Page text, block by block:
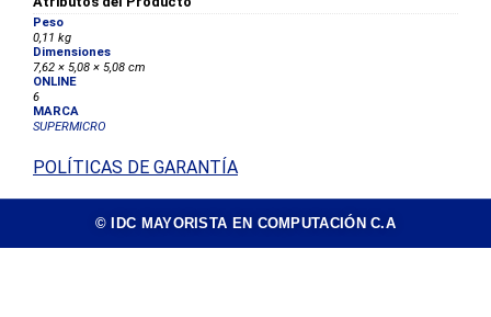
Peso
0,11 kg
Dimensiones
7,62 × 5,08 × 5,08 cm
ONLINE
6
MARCA
SUPERMICRO
POLÍTICAS DE GARANTÍA
© IDC MAYORISTA EN COMPUTACIÓN C.A